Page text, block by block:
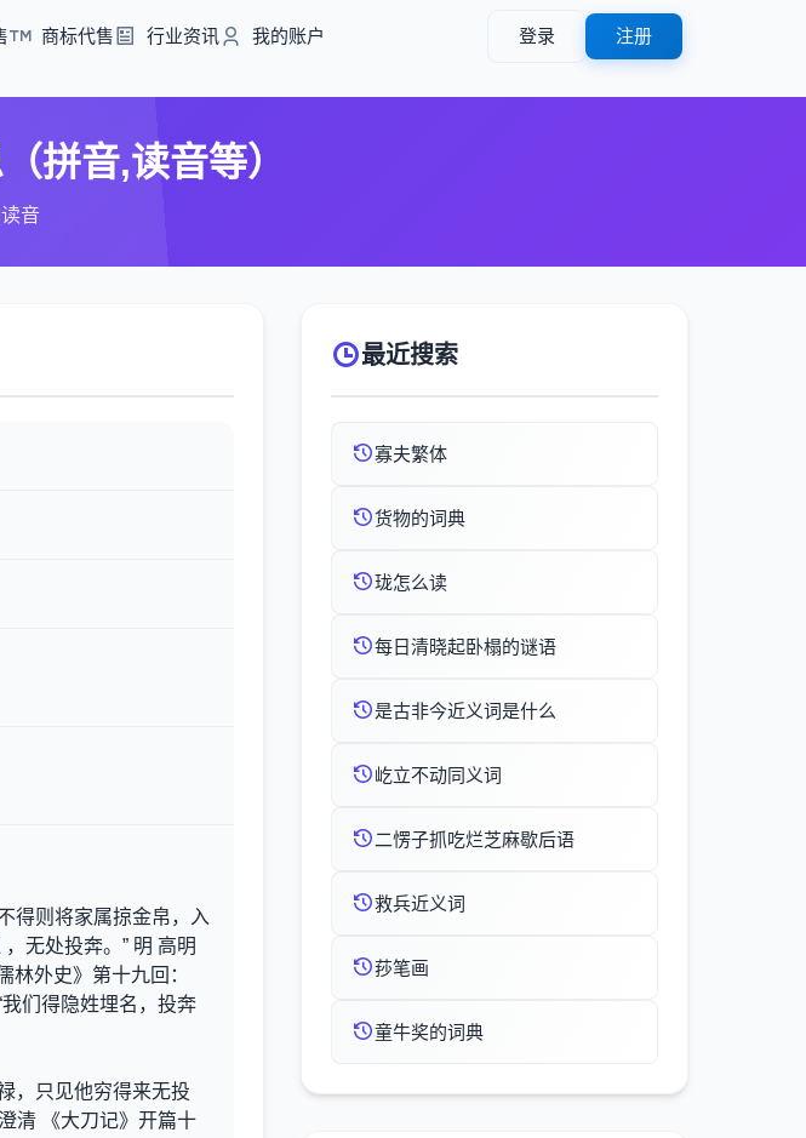
商标代售 行业资讯 我的账户 登录 注册
拼音,读音等）
音
得则将家属掠金帛，入
无处投奔。” 明 高明
林外史》第十九回：
们得隐姓埋名，投奔
，只见他穷得来无投
清 《大刀记》开篇十
最近搜索
寡夫繁体
货物的词典
珑怎么读
每日清晓起卧榻的谜语
是古非今近义词是什么
屹立不动同义词
二愣子抓吃烂芝麻歇后语
救兵近义词
莏笔画
童牛奖的词典